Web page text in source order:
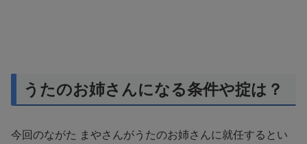
うたのお姉さんになる条件や掟は？
今回のながた まやさんがうたのお姉さんに就任するとい